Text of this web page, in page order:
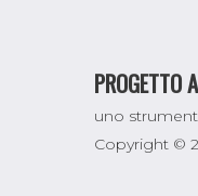
PROGETTO
uno
Copyright ©